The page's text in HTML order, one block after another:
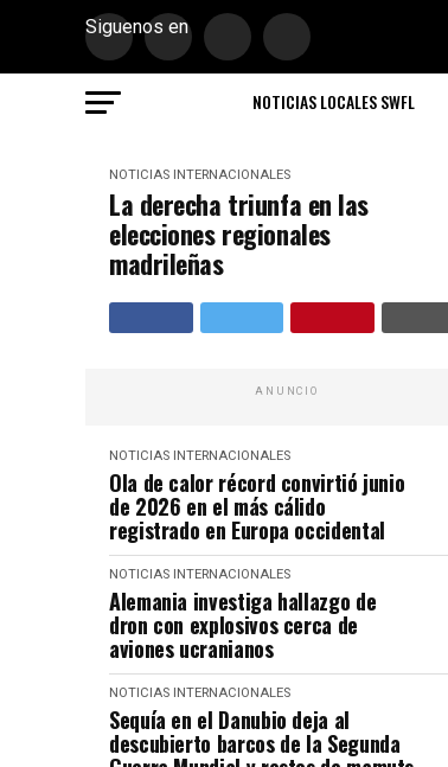
Siguenos en
NOTICIAS LOCALES SWFL
NOTICIAS INTERNACIONALES
La derecha triunfa en las
elecciones regionales
madrileñas
ANUNCIO
NOTICIAS INTERNACIONALES
Ola de calor récord convirtió junio
de 2026 en el más cálido
registrado en Europa occidental
NOTICIAS INTERNACIONALES
Alemania investiga hallazgo de
dron con explosivos cerca de
aviones ucranianos
NOTICIAS INTERNACIONALES
Sequía en el Danubio deja al
descubierto barcos de la Segunda